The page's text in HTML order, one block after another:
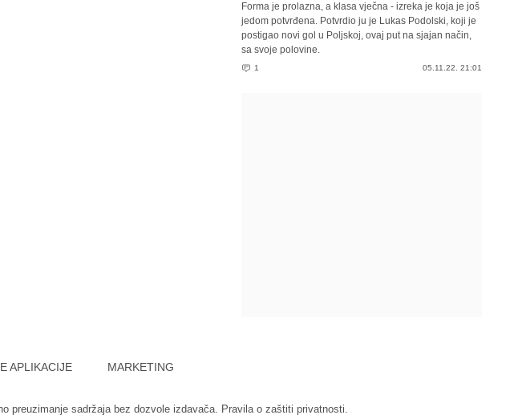
Forma je prolazna, a klasa vječna - izreka je koja je još
jedom potvrđena. Potvrdio ju je Lukas Podolski, koji je
postigao novi gol u Poljskoj, ovaj put na sjajan način,
sa svoje polovine.
1 05.11.22. 21:01
APLIKACIJE MARKETING
preuzimanje sadržaja bez dozvole izdavača. Pravila o zaštiti privatnosti.